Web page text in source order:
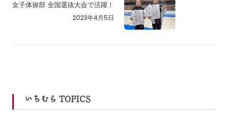
女子体操部 全国選抜大会で活躍！
2023年4月5日
いちむら TOPICS